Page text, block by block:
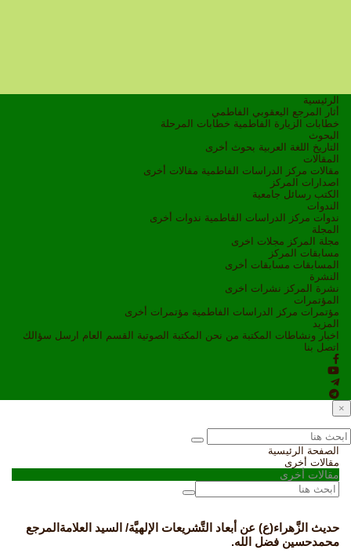
الرئيسية
أثار المرجع اليعقوبي الفاطمي
خطابات الزيارة الفاطمية خطابات المرحلة
البحوث
التاريخ
اللغة العربية بحوث أخرى
المقالات
مقالات مركز الدراسات الفاطمية مقالات أخرى
اصدارات المركز
الكتب رسائل جامعية
الندوات
ندوات مركز الدراسات الفاطمية ندوات أخرى
المجلة
مجلة المركز مجلات اخرى
مسابقات المركز
المسابقات مسابقات أخرى
النشرة
نشرة المركز نشرات اخرى
المؤتمرات
مؤتمرات مركز الدراسات الفاطمية مؤتمرات أخرى
المزيد
اخبار ونشاطات
المكتبة من نحن المكتبة الصوتية القسم العام ارسل سؤالك
اتصل بنا
×
الصفحة الرئيسية
مقالات أخرى
مقالات أخرى
حديث الزَّهراء(ع) عن أبعاد التَّشريعات الإلهيَّة/ السيد العلامةالمرجع
محمدحسين فضل الله.